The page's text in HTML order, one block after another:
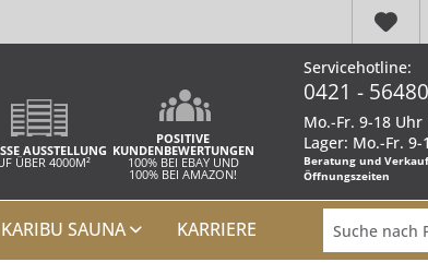
AUSSTELLUNG
ÜBER 4000M²
POSITIVE
KUNDENBEWERTUNGEN
100% BEI EBAY UND
100% BEI AMAZON!
Servicehotline:
0421 -
Mo.-Fr. 9-18
Lager: Mo.-Fr.
Beratung und
Öffnungszeiten
KARIBU SAUNA KARRIERE